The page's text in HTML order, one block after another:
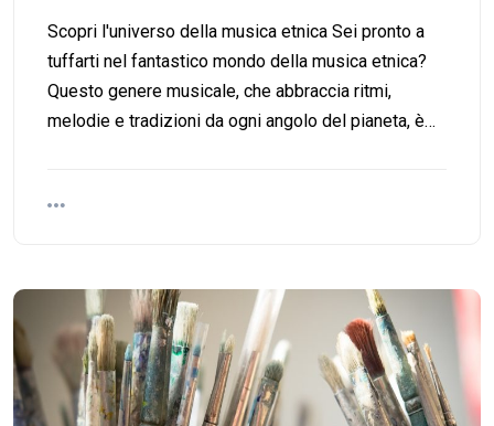
Scopri l'universo della musica etnica Sei pronto a
tuffarti nel fantastico mondo della musica etnica?
Questo genere musicale, che abbraccia ritmi,
melodie e tradizioni da ogni angolo del pianeta, è…